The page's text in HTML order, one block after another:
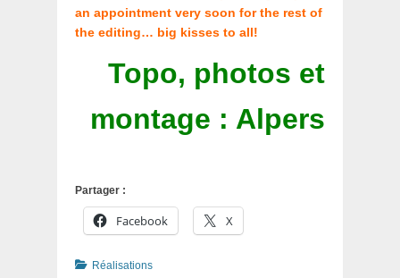
an appointment very soon for the rest of
the editing… big kisses to all!
Topo, photos et
montage : Alpers
Partager :
Facebook X
Catégories
Réalisations